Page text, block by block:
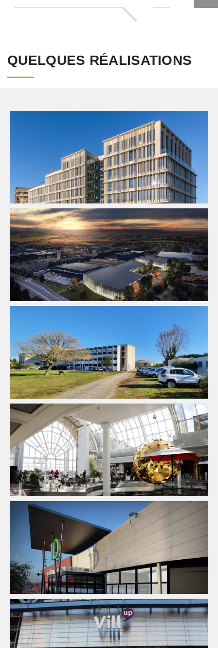
QUELQUES RÉALISATIONS
Enseignement Pilotage D'opération / MOEX
Équipement Sportif Fluides Pilotage D'opération / MOEX
Structure VRD
Ingenierie TCE Pilotage D'opération / MOEX Santé
Immobilier Commercial Ingenierie TCE Pilotage D'opération
/ MOEX
Économie De La Construction Fluides
Immobilier
Commercial Pilotage D'opération / MOEX Structure
Économie De La Construction Fluides Immobilier